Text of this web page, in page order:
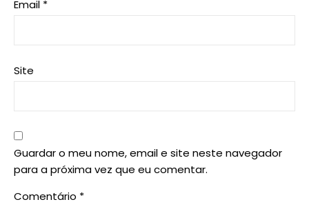
Email *
Site
Guardar o meu nome, email e site neste navegador
para a próxima vez que eu comentar.
Comentário *